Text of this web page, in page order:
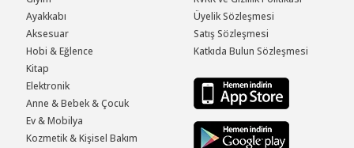
Ayakkabı
Aksesuar
Hobi & Eğlence
Kitap
Elektronik
Anne & Bebek & Çocuk
Ev & Mobilya
Kozmetik & Kişisel Bakım
Üyelik Sözleşmesi
Satış Sözleşmesi
Katkıda Bulun Sözleşmesi